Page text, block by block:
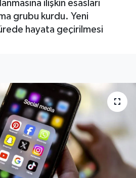
ilişkin esasları
grubu kurdu. Yeni
hayata geçirilmesi